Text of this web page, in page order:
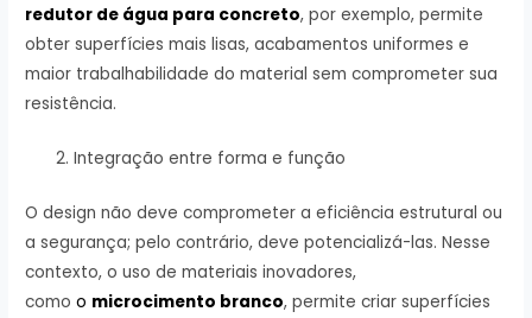
redutor de água para concreto, por exemplo, permite
obter superfícies mais lisas, acabamentos uniformes e
maior trabalhabilidade do material sem comprometer sua
resistência.
Integração entre forma e função
O design não deve comprometer a eficiência estrutural ou
a segurança; pelo contrário, deve potencializá-las. Nesse
contexto, o uso de materiais inovadores,
comoo microcimento branco, permite criar superfícies